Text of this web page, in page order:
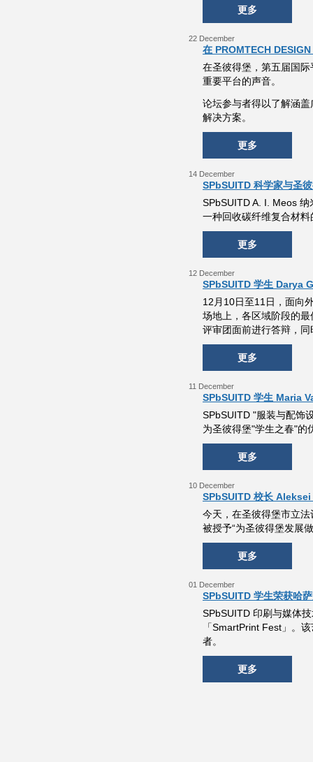
更多
22 December
在 PROMTECH
在圣彼得堡，第五届国
重要平台的声音。
论坛参与者得以了解涵
解决方案。
更多
14 December
SPbSUITD 科学家与圣
SPbSUITD A. I. Meos
一种回收碳纤维复合材
更多
12 December
SPbSUITD 学生 Darya
12月10日至11日，面向
场地上，各区域阶段的
评审团面前进行答辩，
更多
11 December
SPbSUITD 学生 Maria
SPbSUITD "服装与配饰
为圣彼得堡"学生之春"的
更多
10 December
SPbSUITD 校长
今天，在圣彼得堡市立
被授予“为圣彼得堡发展
更多
01 December
SPbSUITD 学生荣获哈
SPbSUITD 印刷与媒体
「SmartPrint Fest」。
者。
更多